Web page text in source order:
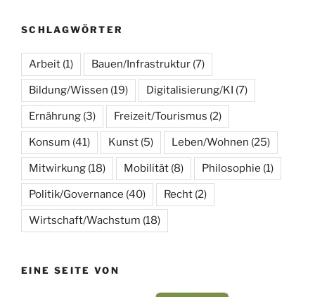
SCHLAGWÖRTER
Arbeit (1) Bauen/Infrastruktur (7)
Bildung/Wissen (19) Digitalisierung/KI (7)
Ernährung (3) Freizeit/Tourismus (2)
Konsum (41) Kunst (5) Leben/Wohnen (25)
Mitwirkung (18) Mobilität (8) Philosophie (1)
Politik/Governance (40) Recht (2)
Wirtschaft/Wachstum (18)
EINE SEITE VON